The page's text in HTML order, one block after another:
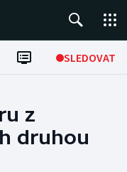
SLEDOVAT
z
druhou